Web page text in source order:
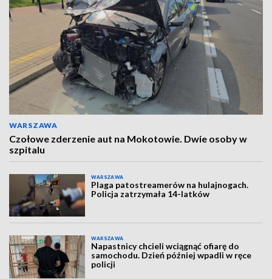
WARSZAWA
Czołowe zderzenie aut na Mokotowie. Dwie osoby w
szpitalu
WARSZAWA
Plaga patostreamerów na hulajnogach.
Policja zatrzymała 14-latków
WARSZAWA
Napastnicy chcieli wciągnąć ofiarę do
samochodu. Dzień później wpadli w ręce
policji